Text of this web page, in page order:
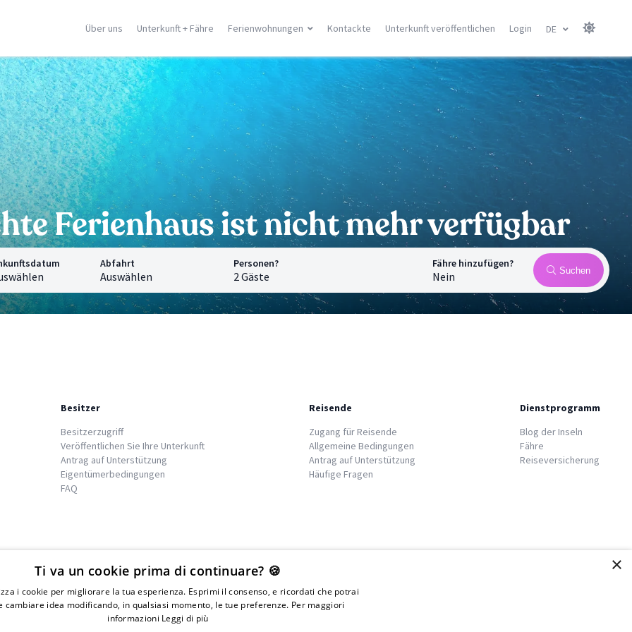
Über uns Unterkunft + Fähre Ferienwohnungen
Vito Lo Capo
Orte
Korsika
Porto Vecchio
Moriani
Ghisonaccia
Ile Rousse
Ajaccio
Calvì
Saint Florent
Alle Orte
Griechische Insel
Zante
Samos
Kreta
Mykonos
Santorini
Corfù
Alle Orte
Kanaren Insel
Gran Canarie
Tenerife
Lanzarote
Fuerteventura
Alle Orte
Balearen
Menorca
Mallorca
Ibiza
Kontackte Unterkunft veröffentlichen Login DE
Ferienhaus ist nicht mehr verfügbar
Abfahrt
Auswählen
Personen? Fähre hinzufügen?
Nein Suchen
Besitzer
Besitzerzugriff
Veröffentlichen Sie Ihre Unterkunft
Antrag auf Unterstützung
Eigentümerbedingungen
FAQ
Reisende
Zugang für Reisende
Allgemeine Bedingungen
Antrag auf Unterstützung
Häufige Fragen
Dienstprogramm
Blog der Inseln
Fähre
Reiseversicherung
We islands
01976730497 - Iscrizione C.I.A.A di
×
Ti va un cookie prima di continuare? 🍪
i cookie per migliorare la tua esperienza. Esprimi il consenso, e ricordati che potrai
cambiare idea modificando, in qualsiasi momento, le tue preferenze. Per maggiori
informazioni Leggi di più